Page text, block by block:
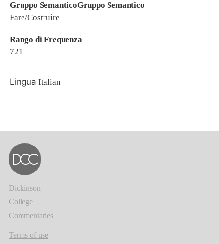
Gruppo SemanticoGruppo Semantico
Fare/Costruire
Rango di Frequenza
721
Lingua Italian
Dickinson
College
Commentaries
Terms of use